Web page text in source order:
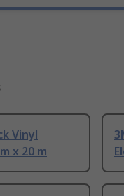
Vinyl
x 20 m